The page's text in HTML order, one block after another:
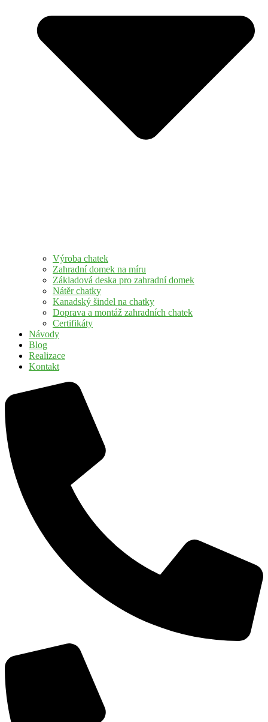
Výroba chatek
Zahradní domek na míru
Základová deska pro zahradní domek
Nátěr chatky
Kanadský šindel na chatky
Doprava a montáž zahradních chatek
Certifikáty
Návody
Blog
Realizace
Kontakt